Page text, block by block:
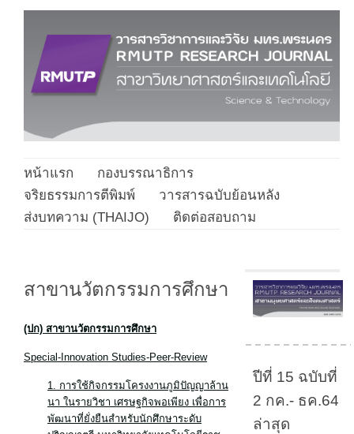
หน้าแรก
กองบรรณาธิการ
จริยธรรมการตีพิมพ์
วารสารฉบับย้อนหลัง
ส่งบทความ (THAIJO)
ติดต่อสอบถาม
สาขานวัตกรรมการศึกษา
(ปก) สาขานวัตกรรมการศึกษา
Special-Innovation Studies-Peer-Review
1. การใช้กิจกรรมโครงงานภูมิปัญญาล้าน
นา ในรายวิชา เศรษฐกิจพอเพียง เพื่อการ
พัฒนาที่ยั่งยืนสำหรับนักศึกษาระดับ
ปีที่ 15 ฉบับที่
2 กค.- ธค.64
ล่าสุด